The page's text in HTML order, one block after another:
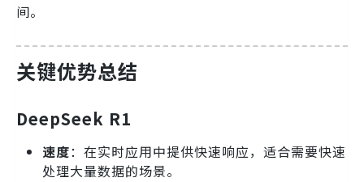
间。
关键优势总结
DeepSeek R1
速度：在实时应用中提供快速响应，适合需要快速
处理大量数据的场景。